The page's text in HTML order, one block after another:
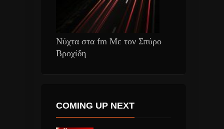
Νύχτα στα fm Με τον Σπύρο
Βροχίδη
COMING UP NEXT